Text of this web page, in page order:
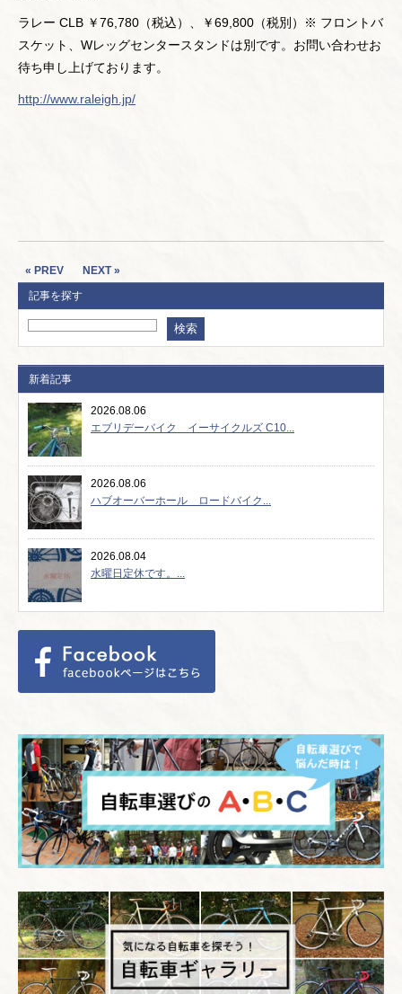
ラレー CLB ￥76,780（税込）、￥69,800（税別）※ フロントバ
スケット、Wレッグセンタースタンドは別です。お問い合わせお
待ち申し上げております。
http://www.raleigh.jp/
« PREV
NEXT »
記事を探す
新着記事
2026.08.06
エブリデーバイク イーサイクルズ C10...
2026.08.06
ハブオーバーホール ロードバイク...
2026.08.04
水曜日定休です。...